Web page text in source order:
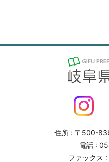
住所 : 〒500-
電話 :
ファックス